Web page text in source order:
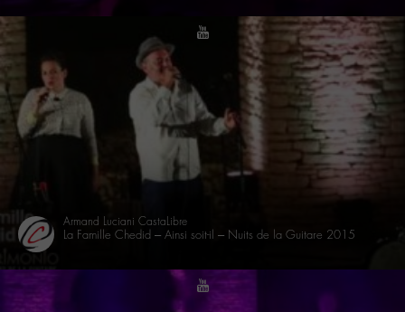
Armand Luciani CastaLibre
La Famille Chedid – Ainsi soit-il – Nuits de la Guitare 2015
youtube
youtube